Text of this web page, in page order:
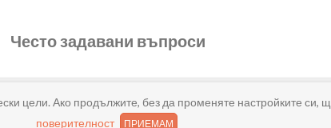
Често задавани въпроси
цели. Ако продължите, без да променяте настройките си,
поверителност
ПРИЕМАМ